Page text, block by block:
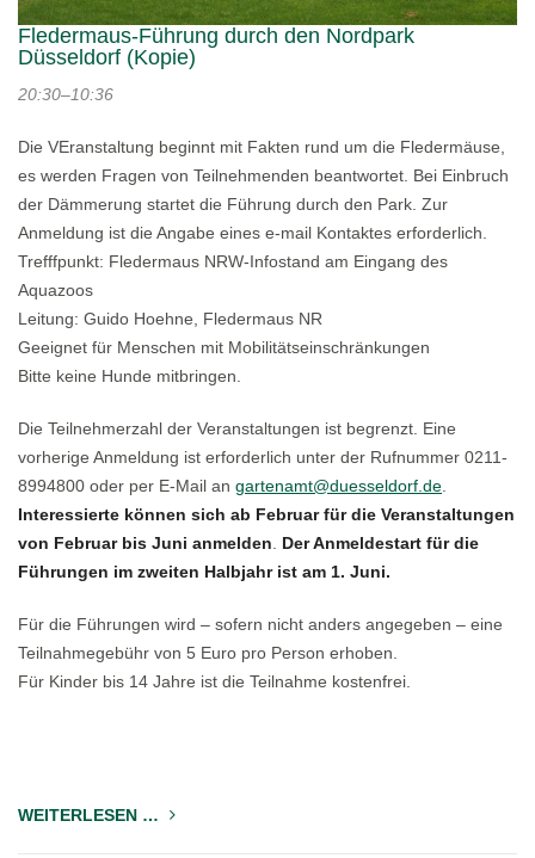
Fledermaus-Führung durch den Nordpark
Düsseldorf (Kopie)
20:30–10:36
Die VEranstaltung beginnt mit Fakten rund um die Fledermäuse,
es werden Fragen von Teilnehmenden beantwortet. Bei Einbruch
der Dämmerung startet die Führung durch den Park. Zur
Anmeldung ist die Angabe eines e-mail Kontaktes erforderlich.
Trefffpunkt: Fledermaus NRW-Infostand am Eingang des
Aquazoos
Leitung: Guido Hoehne, Fledermaus NR
Geeignet für Menschen mit Mobilitätseinschränkungen
Bitte keine Hunde mitbringen.
Die Teilnehmerzahl der Veranstaltungen ist begrenzt. Eine
vorherige Anmeldung ist erforderlich unter der Rufnummer 0211-
8994800 oder per E-Mail an gartenamt@duesseldorf.de
Interessierte können sich ab Februar für die Veranstaltungen
von Februar bis Juni anmelden
Der Anmeldestart für die
Führungen im zweiten Halbjahr ist am 1. Juni.
Für die Führungen wird – sofern nicht anders angegeben – eine
Teilnahmegebühr von 5 Euro pro Person erhoben.
Für Kinder bis 14 Jahre ist die Teilnahme kostenfrei.
WEITERLESEN …